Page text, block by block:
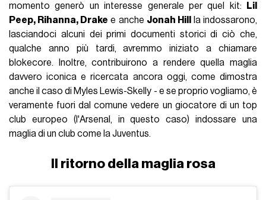
momento generò un interesse generale per quel kit:
Lil
Peep, Rihanna, Drake e anche Jonah Hill
la indossarono,
lasciandoci alcuni dei primi documenti storici di ciò che,
qualche anno più tardi, avremmo iniziato a chiamare
blokecore. Inoltre, contribuirono a rendere quella maglia
davvero iconica e ricercata ancora oggi, come dimostra
anche il caso di Myles Lewis-Skelly - e se proprio vogliamo, è
veramente fuori dal comune vedere un giocatore di un top
club europeo (l'Arsenal, in questo caso) indossare una
maglia di un club come la Juventus.
Il ritorno della maglia rosa